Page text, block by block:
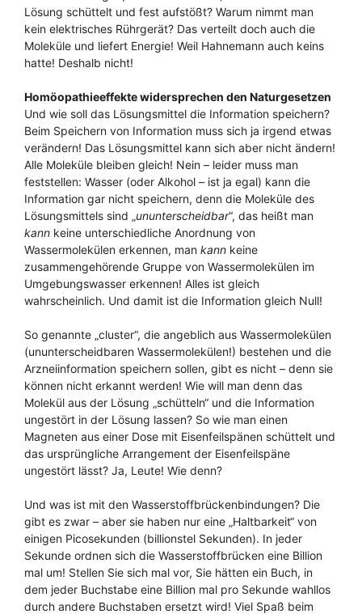
Lösung schüttelt und fest aufstößt? Warum nimmt man
kein elektrisches Rührgerät? Das verteilt doch auch die
Moleküle und liefert Energie! Weil Hahnemann auch keins
hatte! Deshalb nicht!
Homöopathieeffekte widersprechen den Naturgesetzen
Und wie soll das Lösungsmittel die Information speichern?
Beim Speichern von Information muss sich ja irgend etwas
verändern! Das Lösungsmittel kann sich aber nicht ändern!
Alle Moleküle bleiben gleich! Nein – leider muss man
feststellen: Wasser (oder Alkohol – ist ja egal) kann die
Information gar nicht speichern, denn die Moleküle des
Lösungsmittels sind „ununterscheidbar“, das heißt man
kann keine unterschiedliche Anordnung von
Wassermolekülen erkennen, man kann keine
zusammengehörende Gruppe von Wassermolekülen im
Umgebungswasser erkennen! Alles ist gleich
wahrscheinlich. Und damit ist die Information gleich Null!
So genannte „cluster“, die angeblich aus Wassermolekülen
(ununterscheidbaren Wassermolekülen!) bestehen und die
Arzneiinformation speichern sollen, gibt es nicht – denn sie
können nicht erkannt werden! Wie will man denn das
Molekül aus der Lösung „schütteln“ und die Information
ungestört in der Lösung lassen? So wie man einen
Magneten aus einer Dose mit Eisenfeilspänen schüttelt und
das ursprüngliche Arrangement der Eisenfeilspäne
ungestört lässt? Ja, Leute! Wie denn?
Und was ist mit den Wasserstoffbrückenbindungen? Die
gibt es zwar – aber sie haben nur eine „Haltbarkeit“ von
einigen Picosekunden (billionstel Sekunden). In jeder
Sekunde ordnen sich die Wasserstoffbrücken eine Billion
mal um! Stellen Sie sich mal vor, Sie hätten ein Buch, in
dem jeder Buchstabe eine Billion mal pro Sekunde wahllos
durch andere Buchstaben ersetzt wird! Viel Spaß beim